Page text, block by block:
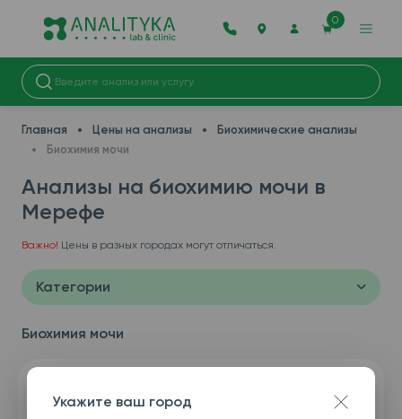
0
Главная Цены на анализы
Биохимические анализы
Биохимия мочи
Анализы на биохимию мочи в
Мерефe
Важно! Цены в разных городах могут отличаться.
Категории
Биохимия мочи
Укажите ваш город